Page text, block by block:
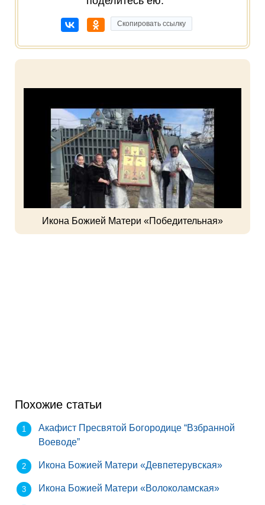
Скопировать ссылку
Икона Божией Матери «Победительная»
Похожие статьи
Акафист Пресвятой Богородице “Взбранной
Воеводе”
Икона Божией Матери «Девпетерувская»
Икона Божией Матери «Волоколамская»